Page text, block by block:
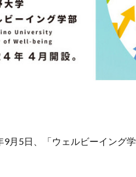
月5日、「ウェルビーイング